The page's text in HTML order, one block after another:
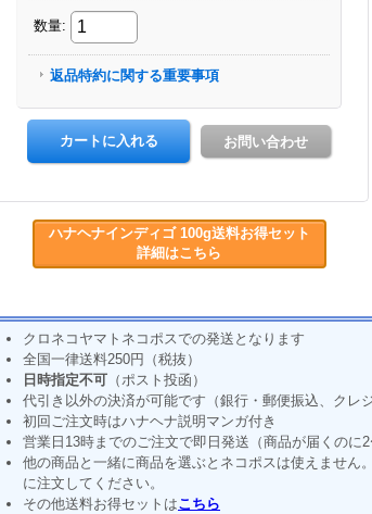
ハナヘナインディゴ 100g送料お得セット
詳細はこちら
クロネコヤマトネコポスでの発送となります
全国一律送料250円（税抜）
日時指定不可 （ポスト投函）
代引き以外の決済が可能です（銀行・郵便振込、クレ
初回ご注文時はハナヘナ説明マンガ付き
営業日13時までのご注文で即日発送（商品が届くのに2
他の商品と一緒に商品を選ぶとネコポスは使えません
に注文してください。
その他送料お得セットはこちら